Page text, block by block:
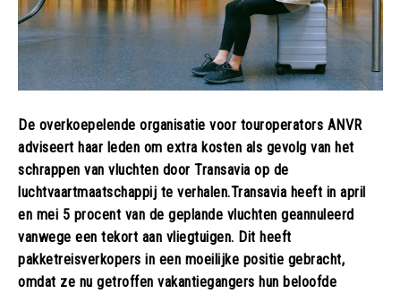
De overkoepelende organisatie voor touroperators ANVR
adviseert haar leden om extra kosten als gevolg van het
schrappen van vluchten door Transavia op de
luchtvaartmaatschappij te verhalen.Transavia heeft in april
en mei 5 procent van de geplande vluchten geannuleerd
vanwege een tekort aan vliegtuigen. Dit heeft
pakketreisverkopers in een moeilijke positie gebracht,
omdat ze nu getroffen vakantiegangers hun beloofde